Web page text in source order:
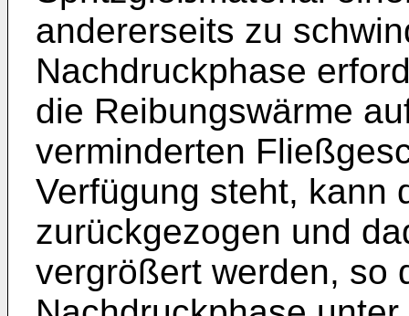
andererseits zu
Nachdruckphase
die Reibungswärme
verminderten
Verfügung steht, kann
zurückgezogen und
vergrößert werden, so